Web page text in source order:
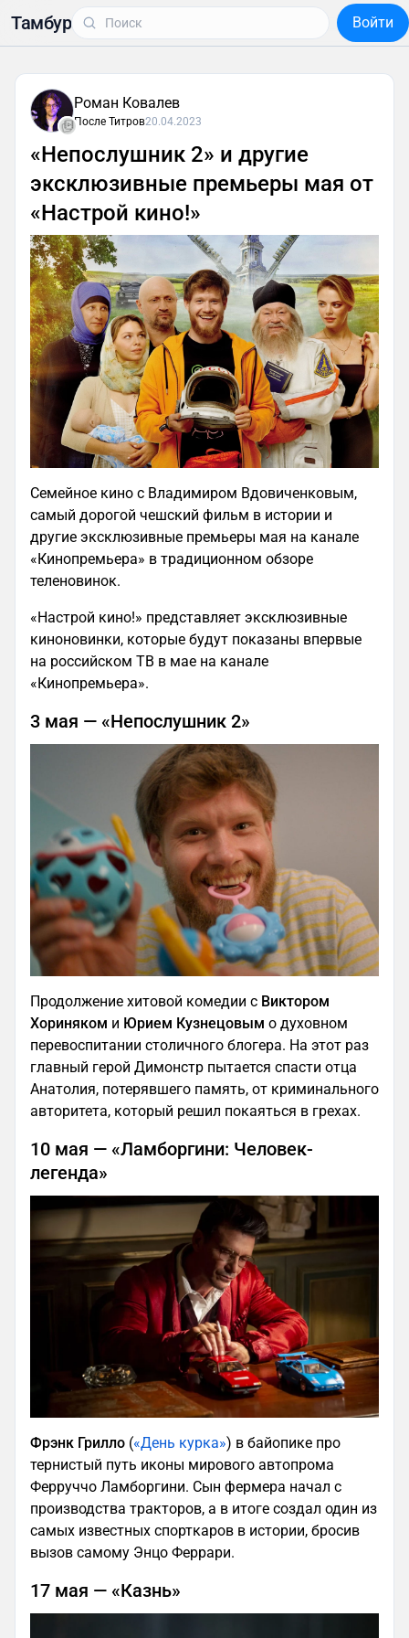
Тамбур Войти
Роман Ковалев
После Титров20.04.2023
«Непослушник 2» и другие
эксклюзивные премьеры мая от
«Настрой кино!»
Семейное кино с Владимиром Вдовиченковым,
самый дорогой чешский фильм в истории и
другие эксклюзивные премьеры мая на канале
«Кинопремьера» в традиционном обзоре
теленовинок.
«Настрой кино!» представляет эксклюзивные
киноновинки, которые будут показаны впервые
на российском ТВ в мае на канале
«Кинопремьера».
3 мая — «Непослушник 2»
Продолжение хитовой комедии с Виктором
Хориняком и Юрием Кузнецовым о духовном
перевоспитании столичного блогера. На этот раз
главный герой Димонстр пытается спасти отца
Анатолия, потерявшего память, от криминального
авторитета, который решил покаяться в грехах.
10 мая — «Ламборгини: Человек-
легенда»
Фрэнк Грилло («День курка») в байопике про
тернистый путь иконы мирового автопрома
Ферруччо Ламборгини. Сын фермера начал с
производства тракторов, а в итоге создал один из
самых известных спорткаров в истории, бросив
вызов самому Энцо Феррари.
17 мая — «Казнь»